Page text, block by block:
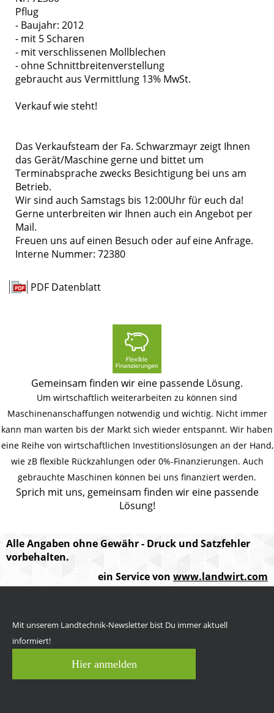
Pflug
- Baujahr: 2012
- mit 5 Scharen
- mit verschlissenen Mollblechen
- ohne Schnittbreitenverstellung
gebraucht aus Vermittlung 13% MwSt.
Verkauf wie steht!
Das Verkaufsteam der Fa. Schwarzmayr zeigt Ihnen
das Gerät/Maschine gerne und bittet um
Terminabsprache zwecks Besichtigung bei uns am
Betrieb.
Wir sind auch Samstags bis 12:00Uhr für euch da!
Gerne unterbreiten wir Ihnen auch ein Angebot per
Mail.
Freuen uns auf einen Besuch oder auf eine Anfrage.
Interne Nummer: 72380
PDF Datenblatt
Gemeinsam finden wir eine passende Lösung.
Um wirtschaftlich weiterarbeiten zu können sind
Maschinenanschaffungen notwendig und wichtig. Nicht immer
kann man warten bis der Markt sich wieder entspannt. Wir haben
eine Reihe von wirtschaftlichen Investitionslösungen an der Hand,
wie zB flexible Rückzahlungen oder 0%-Finanzierungen. Auch
gebrauchte Maschinen können bei uns finanziert werden.
Sprich mit uns, gemeinsam finden wir eine passende
Lösung!
Alle Angaben ohne Gewähr - Druck und Satzfehler
vorbehalten.
ein Service von www.landwirt.com
Mit unserem Landtechnik-Newsletter bist Du immer aktuell
informiert!
Hier anmelden